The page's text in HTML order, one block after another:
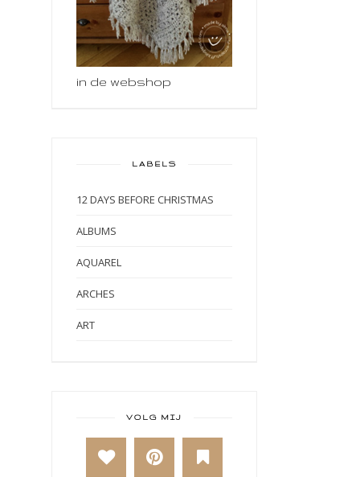
in de webshop
LABELS
12 DAYS BEFORE CHRISTMAS
ALBUMS
AQUAREL
ARCHES
ART
BAKKEN
VOLG MIJ